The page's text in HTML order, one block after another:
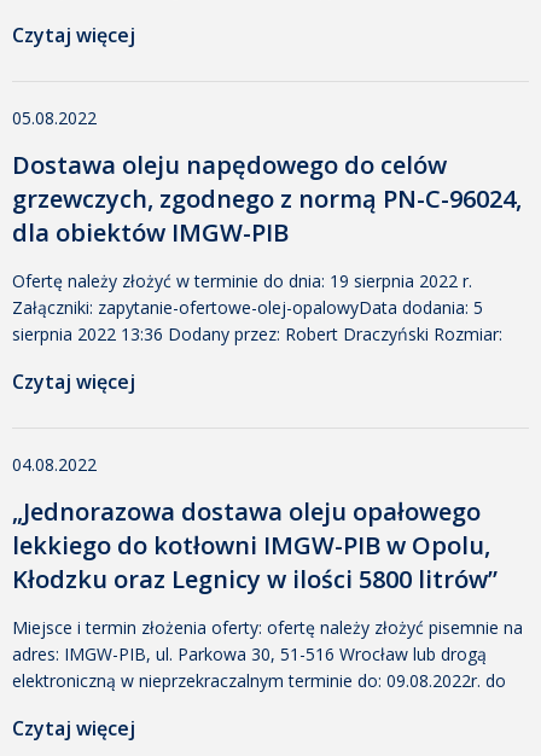
Rozmiar: 375 KB Pobrano: 318 załącznik nr 1Data dodania: 5
Czytaj więcej
05.08.2022
Dostawa oleju napędowego do celów
grzewczych, zgodnego z normą PN-C-96024,
dla obiektów IMGW-PIB
Ofertę należy złożyć w terminie do dnia: 19 sierpnia 2022 r.
Załączniki: zapytanie-ofertowe-olej-opalowyData dodania: 5
sierpnia 2022 13:36 Dodany przez: Robert Draczyński Rozmiar:
Dodany przez: Robert Draczyński Rozmiar: 55 KB Pobrano: 261
[…]
Czytaj więcej
04.08.2022
„Jednorazowa dostawa oleju opałowego
lekkiego do kotłowni IMGW-PIB w Opolu,
Kłodzku oraz Legnicy w ilości 5800 litrów”
Miejsce i termin złożenia oferty: ofertę należy złożyć pisemnie na
adres: IMGW-PIB, ul. Parkowa 30, 51-516 Wrocław lub drogą
elektroniczną w nieprzekraczalnym terminie do: 09.08.2022r. do
Załączniki: zapytanie ofertoweData dodania: 4 sierpnia 2022
Czytaj więcej